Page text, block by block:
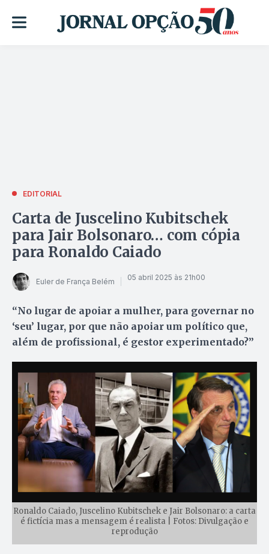
EDITORIAL
Carta de Juscelino Kubitschek
para Jair Bolsonaro… com cópia
para Ronaldo Caiado
Euler de França Belém 05 abril 2025 às 21h00
“No lugar de apoiar a mulher, para governar no
‘seu’ lugar, por que não apoiar um político que,
além de profissional, é gestor experimentado?”
Ronaldo Caiado, Juscelino Kubitschek e Jair Bolsonaro: a carta
é fictícia mas a mensagem é realista | Fotos: Divulgação e
reprodução